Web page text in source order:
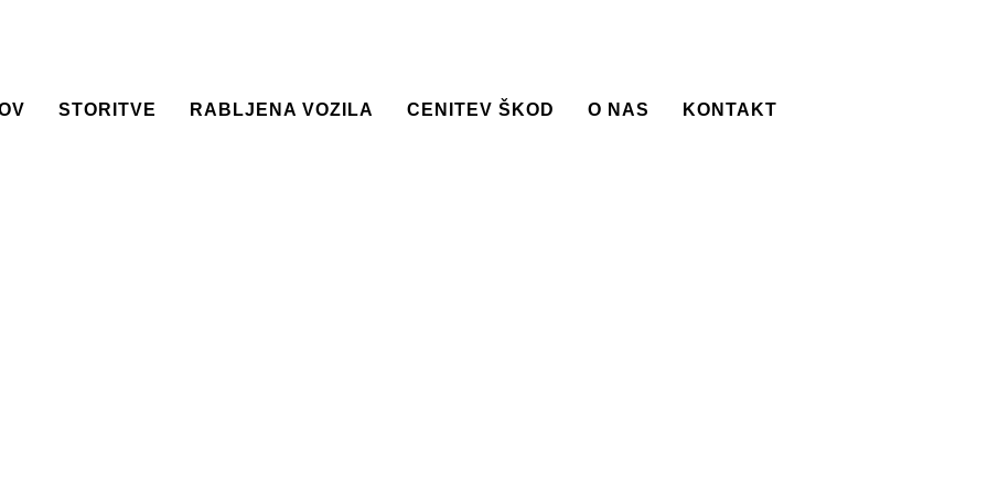
STORITVE RABLJENA VOZILA CENITEV ŠKOD O NAS KONTAKT